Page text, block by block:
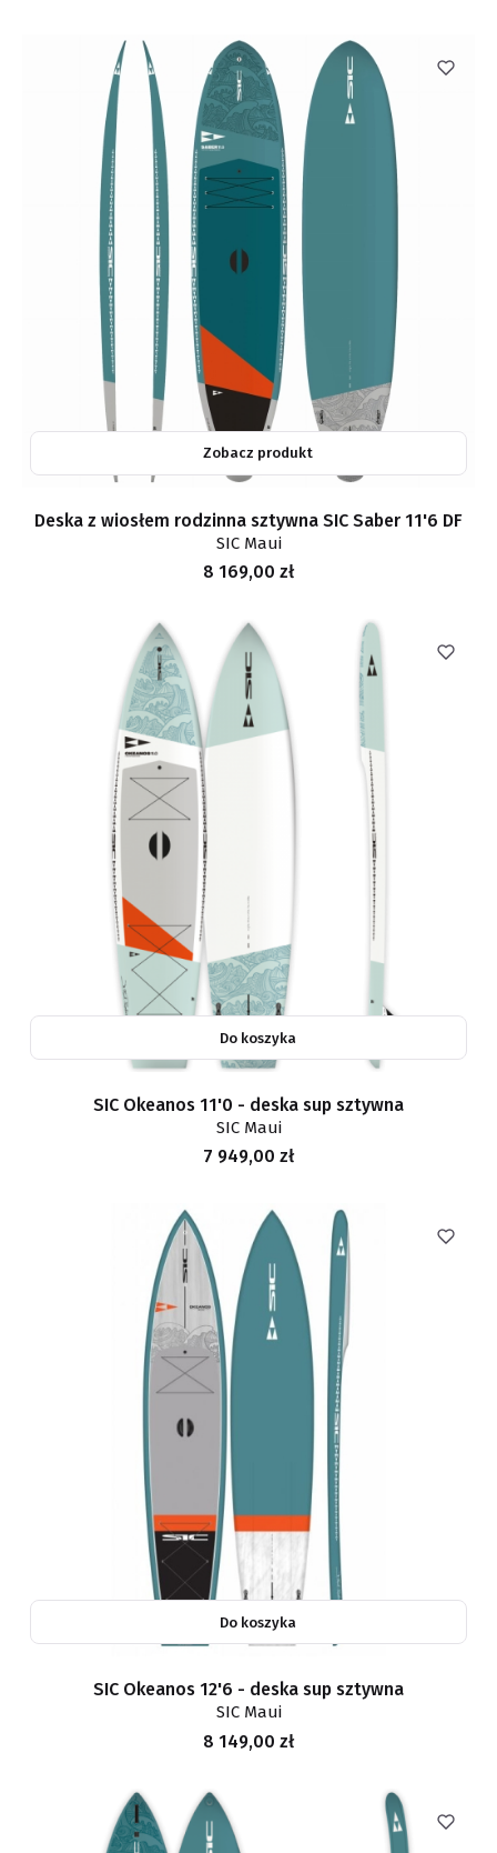
Zobacz produkt
Deska z wiosłem rodzinna sztywna SIC Saber 11'6 DF
SIC Maui
Cena
8 169,00 zł
Do koszyka
SIC Okeanos 11'0 - deska sup sztywna
SIC Maui
Cena
7 949,00 zł
Do koszyka
SIC Okeanos 12'6 - deska sup sztywna
SIC Maui
Cena
8 149,00 zł